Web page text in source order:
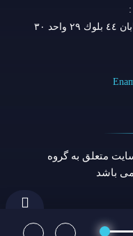
٣٠
متعلق به گروه
باشد